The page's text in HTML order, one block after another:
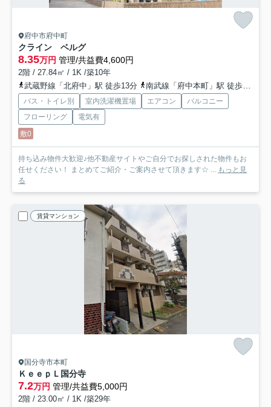
府中市府中町
クライン ベルグ
8.35万円 管理/共益費4,600円
2階 / 27.84㎡ / 1K /築10年
武蔵野線「北府中」駅 徒歩13分
南武線「府中本町」駅 徒歩18分
バス・トイレ別 室内洗濯機置場 エアコン
バルコニー
フローリング
電気有
敷0
持ち込み物件大歓迎♪他不動産サイトやご自分でお探しされた物件もお
任せください！ まとめてご紹介・ご案内させて頂きます☆ ... もっと見
る
賃貸マンション
国分寺市本町
ＫｅｅｐＬ国分寺
7.2万円 管理/共益費5,000円
2階 / 23.00㎡ / 1K /築29年